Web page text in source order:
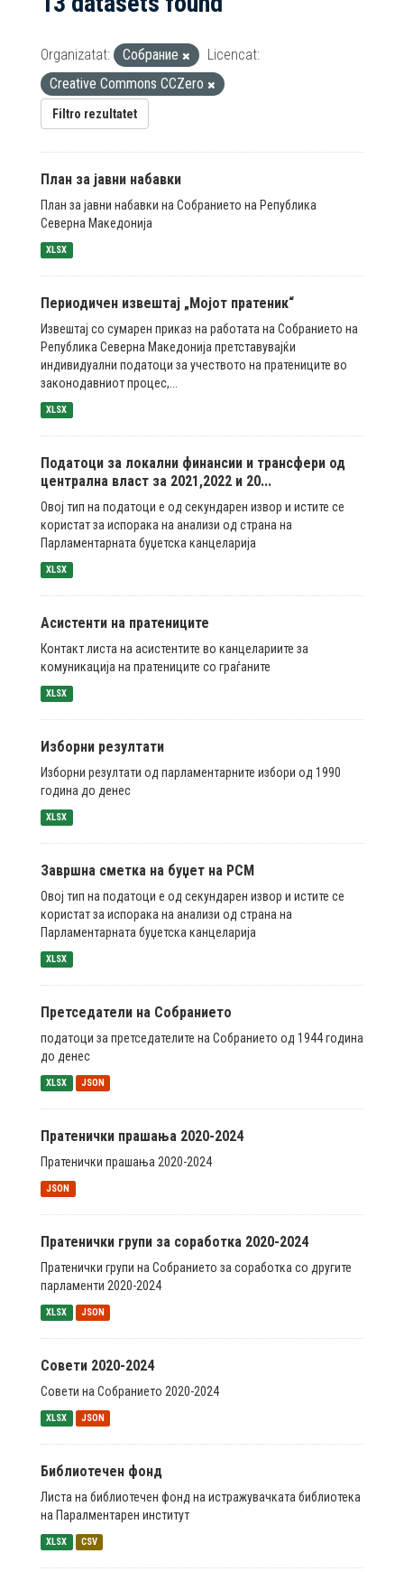
Organizatat: Собрание
Licencat:
Creative Commons CCZero
Filtro rezultatet
План за јавни набавки
План за јавни набавки на Собранието на Република
Северна Македонија
XLSX
Периодичен извештај „Мојот пратеник“
Извештај со сумарен приказ на работата на Собранието на
Република Северна Македонија претставувајќи
индивидуални податоци за учеството на пратениците во
законодавниот процес,...
XLSX
Податоци за локални финансии и трансфери од
централна власт за 2021,2022 и 20...
Овој тип на податоци е од секундарен извор и истите се
користат за испорака на анализи од страна на
Парламентарната буџетска канцеларија
XLSX
Асистенти на пратениците
Контакт листа на асистентите во канцелариите за
комуникација на пратениците со граѓаните
XLSX
Изборни резултати
Изборни резултати од парламентарните избори од 1990
година до денес
XLSX
Завршна сметка на буџет на РСМ
Овој тип на податоци е од секундарен извор и истите се
користат за испорака на анализи од страна на
Парламентарната буџетска канцеларија
XLSX
Претседатели на Собранието
податоци за претседателите на Собранието од 1944 година
до денес
XLSX JSON
Пратенички прашања 2020-2024
Пратенички прашања 2020-2024
JSON
Пратенички групи за соработка 2020-2024
Пратенички групи на Собранието за соработка со другите
парламенти 2020-2024
XLSX JSON
Совети 2020-2024
Совети на Собранието 2020-2024
XLSX JSON
Библиотечен фонд
Листа на библиотечен фонд на истражувачката библиотека
на Паралментарен институт
XLSX CSV